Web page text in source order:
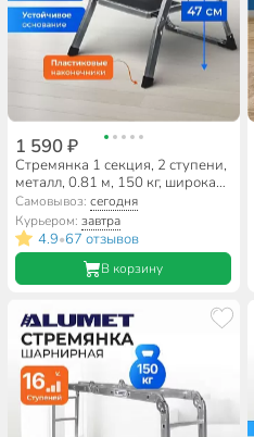
1 590 ₽
Стремянка 1 секция, 2 ступени,
металл, 0.81 м, 150 кг, широкая
ступень, WK6018-2A
Самовывоз:сегодня
Курьером:завтра
4.9•67 отзывов
В корзину